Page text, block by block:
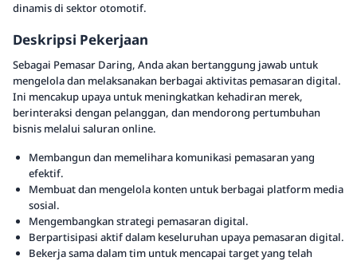
dinamis di sektor otomotif.
Deskripsi Pekerjaan
Sebagai Pemasar Daring, Anda akan bertanggung jawab untuk
mengelola dan melaksanakan berbagai aktivitas pemasaran digital.
Ini mencakup upaya untuk meningkatkan kehadiran merek,
berinteraksi dengan pelanggan, dan mendorong pertumbuhan
bisnis melalui saluran online.
Membangun dan memelihara komunikasi pemasaran yang
efektif.
Membuat dan mengelola konten untuk berbagai platform media
sosial.
Mengembangkan strategi pemasaran digital.
Berpartisipasi aktif dalam keseluruhan upaya pemasaran digital.
Bekerja sama dalam tim untuk mencapai target yang telah